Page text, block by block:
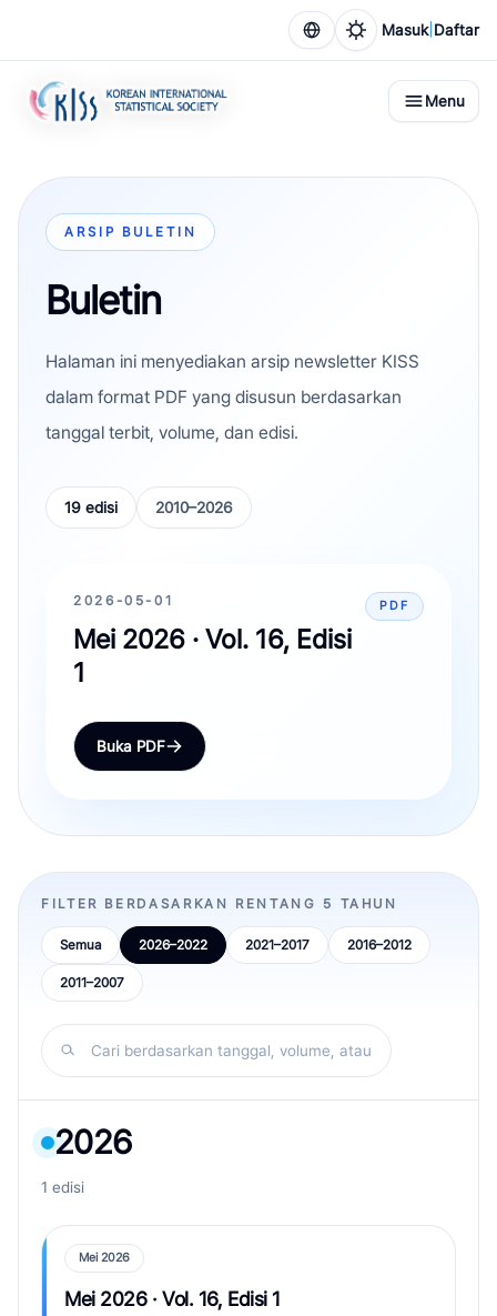
Masuk| Daftar
Menu
ARSIP BULETIN
Buletin
Halaman ini menyediakan arsip newsletter KISS
dalam format PDF yang disusun berdasarkan
tanggal terbit, volume, dan edisi.
19 edisi 2010–2026
2026-05-01
Mei 2026 · Vol. 16, Edisi
1
PDF
Buka PDF
FILTER BERDASARKAN RENTANG 5 TAHUN
Semua 2026–2022 2021–2017 2016–2012
2011–2007
Cari berdasarkan tanggal, volume, atau nomor...
2026
1 edisi
Mei 2026
Mei 2026 · Vol. 16, Edisi 1